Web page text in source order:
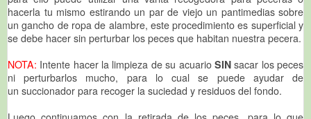
hacerla tu mismo estirando un par de viejo un pantimedias sobre
un gancho de ropa de alambre, este procedimiento es superficial y
se debe hacer sin perturbar los peces que habitan nuestra pecera.
NOTA: Intente hacer la limpieza de su acuario SINsacar los peces
ni perturbarlos mucho, para lo cual se puede ayudar de
un succionador para recoger la suciedad y residuos del fondo.